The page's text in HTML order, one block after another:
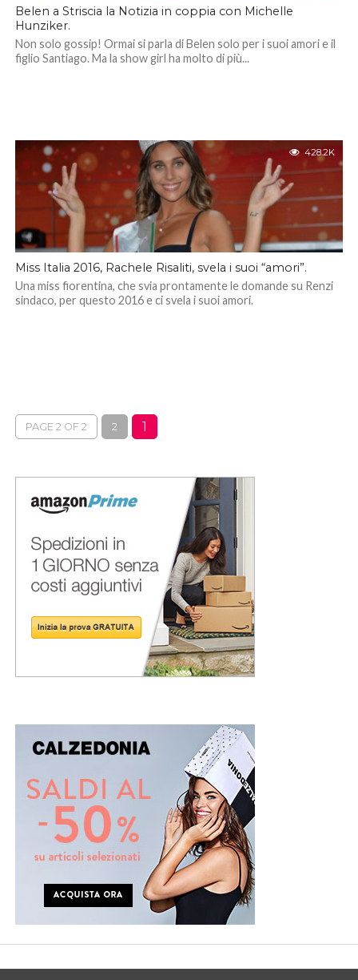
Belen a Striscia la Notizia in coppia con Michelle
Hunziker.
Non solo gossip! Ormai si parla di Belen solo per i suoi amori e il
figlio Santiago. Ma la show girl ha molto di più...
428.2K
Miss Italia 2016, Rachele Risaliti, svela i suoi “amori”.
Una miss fiorentina, che svia prontamente le domande su Renzi
sindaco, per questo 2016 e ci svela i suoi amori.
PAGE 2 OF 2 1
2